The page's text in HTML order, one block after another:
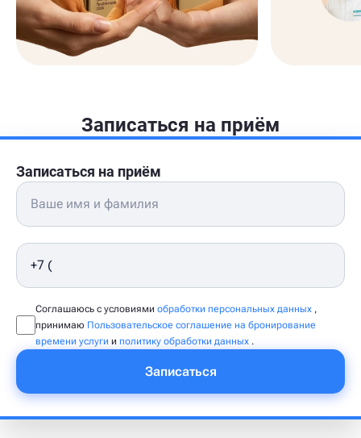
Записаться на приём
Записаться на приём
Соглашаюсь с условиями обработки персональных данных ,
принимаю Пользовательское соглашение на бронирование
времени услуги и политику обработки данных .
Записаться